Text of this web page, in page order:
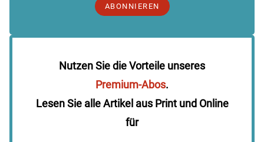
ABONNIEREN
Nutzen Sie die Vorteile unseres
Premium-Abos.
Lesen Sie alle Artikel aus Print und Online
für